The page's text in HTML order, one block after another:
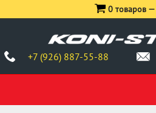
+7 (926) 887-55-88
0 товаров —